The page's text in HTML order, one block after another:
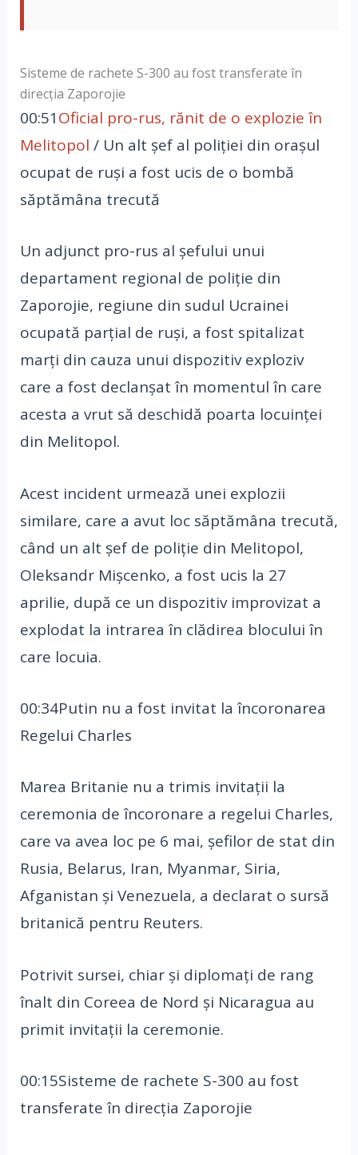
Sisteme de rachete S-300 au fost transferate în
direcția Zaporojie
00:51Oficial pro-rus, rănit de o explozie în
Melitopol / Un alt şef al poliţiei din oraşul
ocupat de ruşi a fost ucis de o bombă
săptămâna trecută
Un adjunct pro-rus al şefului unui
departament regional de poliţie din
Zaporojie, regiune din sudul Ucrainei
ocupată parţial de ruşi, a fost spitalizat
marţi din cauza unui dispozitiv exploziv
care a fost declanşat în momentul în care
acesta a vrut să deschidă poarta locuinţei
din Melitopol.
Acest incident urmează unei explozii
similare, care a avut loc săptămâna trecută,
când un alt şef de poliţie din Melitopol,
Oleksandr Mişcenko, a fost ucis la 27
aprilie, după ce un dispozitiv improvizat a
explodat la intrarea în clădirea blocului în
care locuia.
00:34Putin nu a fost invitat la încoronarea
Regelui Charles
Marea Britanie nu a trimis invitații la
ceremonia de încoronare a regelui Charles,
care va avea loc pe 6 mai, șefilor de stat din
Rusia, Belarus, Iran, Myanmar, Siria,
Afganistan și Venezuela, a declarat o sursă
britanică pentru Reuters.
Potrivit sursei, chiar și diplomați de rang
înalt din Coreea de Nord și Nicaragua au
primit invitații la ceremonie.
00:15Sisteme de rachete S-300 au fost
transferate în direcția Zaporojie